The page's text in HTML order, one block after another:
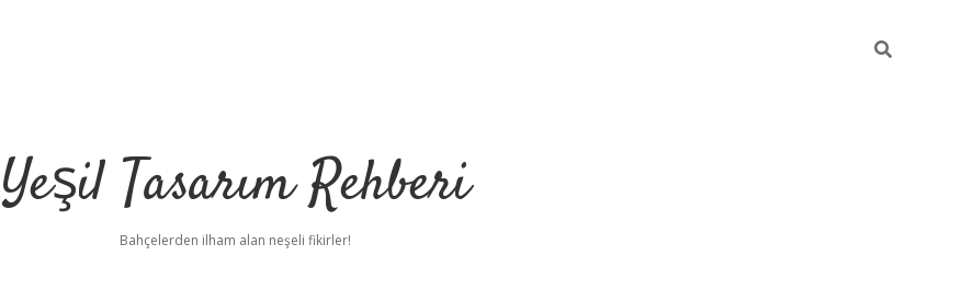
Yeşil Tasarım Rehberi
Bahçelerden ilham alan neşeli fikirler!